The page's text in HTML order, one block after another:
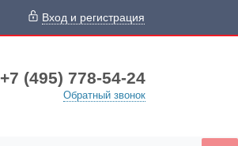
Вход и регистрация
+7 (495) 778-54-24
Обратный звонок